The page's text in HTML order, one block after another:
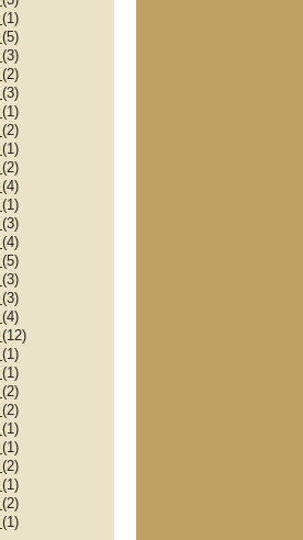
(1)
(5)
(3)
(2)
(3)
(1)
(2)
(1)
(2)
(4)
(1)
(3)
(4)
(5)
(3)
(3)
(4)
(12)
(1)
(1)
(2)
(2)
(1)
(1)
(2)
(1)
(2)
(1)